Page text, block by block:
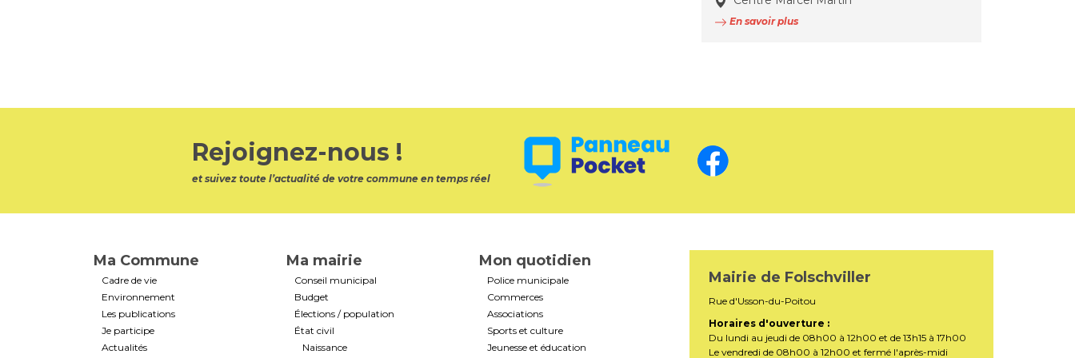
En savoir plus
Rejoignez-nous !
et suivez toute l’actualité de votre commune en temps réel
Ma Commune
Cadre de vie
Environnement
Les publications
Je participe
Actualités
Ma mairie
Conseil municipal
Budget
Élections / population
État civil
Naissance
Mon quotidien
Police municipale
Commerces
Associations
Sports et culture
Jeunesse et éducation
Mairie de Folschviller
Rue d'Usson-du-Poitou
Horaires d'ouverture :
Du lundi au jeudi de 08h00 à 12h00 et de 13h15 à 17h00
Le vendredi de 08h00 à 12h00 et fermé l'après-midi